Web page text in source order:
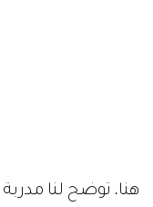
هنا، توضح لنا